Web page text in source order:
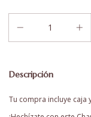
Descripción
Tu compra incluye caja